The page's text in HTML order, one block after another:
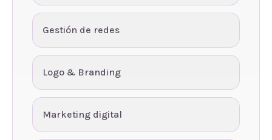
Gestión de redes
Logo & Branding
Marketing digital